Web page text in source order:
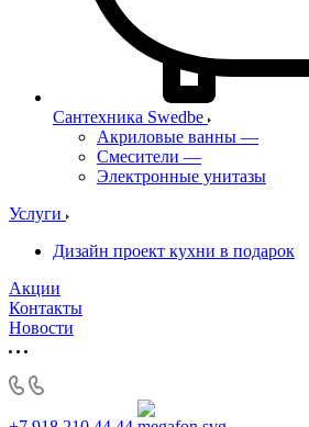
Сантехника Swedbe
Акриловые ванны —
Смесители —
Электронные унитазы
Услуги
Дизайн проект кухни в подарок
Акции
Контакты
Новости